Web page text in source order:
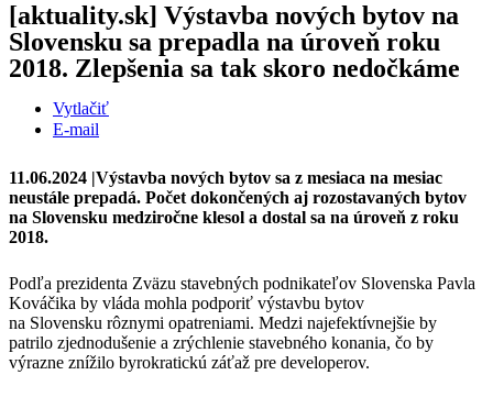
[aktuality.sk] Výstavba nových bytov na
Slovensku sa prepadla na úroveň roku
2018. Zlepšenia sa tak skoro nedočkáme
Vytlačiť
E-mail
11.06.2024 |Výstavba nových bytov sa z mesiaca na mesiac
neustále prepadá. Počet dokončených aj rozostavaných bytov
na Slovensku medziročne klesol a dostal sa na úroveň z roku
2018.
Podľa prezidenta Zväzu stavebných podnikateľov Slovenska Pavla
Kováčika by vláda mohla podporiť výstavbu bytov
na Slovensku rôznymi opatreniami. Medzi najefektívnejšie by
patrilo zjednodušenie a zrýchlenie stavebného konania, čo by
výrazne znížilo byrokratickú záťaž pre developerov.